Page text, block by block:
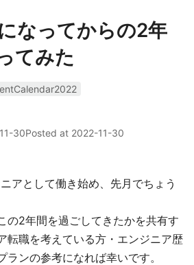
なってからの2年
てみた
30Posted at 2022-11-30
アとして働き始め、先月でちょう
の2年間を過ごしてきたかを共有す
転職を考えている方・エンジニア歴
ンの参考になれば幸いです。